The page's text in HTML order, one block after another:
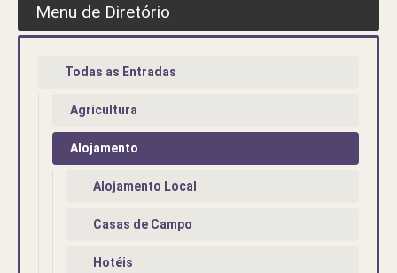
Menu de Diretório
Todas as Entradas
Agricultura
Alojamento
Alojamento Local
Casas de Campo
Hotéis